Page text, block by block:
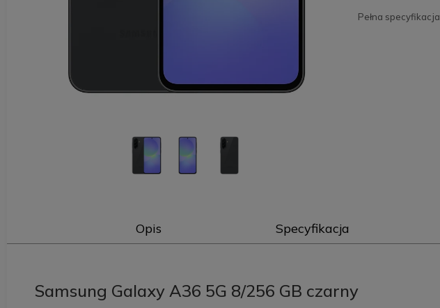
Pełna specyfikacja
Opis Specyfikacja
Samsung Galaxy A36 5G 8/256 GB czarny